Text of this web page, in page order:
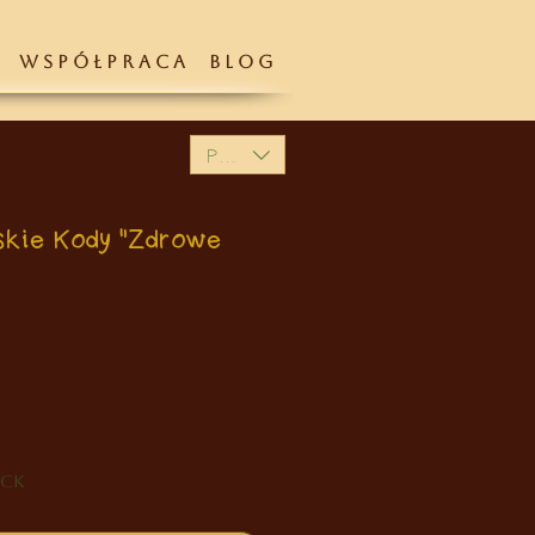
W S P Ó Ł P R A C A B L O G
PLN (zł)
Kody "Zdrowe